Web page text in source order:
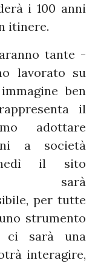
i 100 anni
itinere.
tante -
lavorato su
ben
il
adottare
a società
il sito
per tutte
strumento
ci sarà una
interagire,